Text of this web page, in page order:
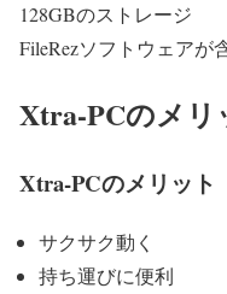
128GBのストレージ
FileRezソフトウェアが
Xtra-PCのメリ
Xtra-PCのメリット
サクサク動く
持ち運びに便利